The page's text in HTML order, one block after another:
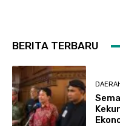
BERITA TERBARU